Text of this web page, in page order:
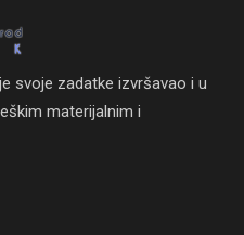
svoje zadatke izvršavao i u
materijalnim i